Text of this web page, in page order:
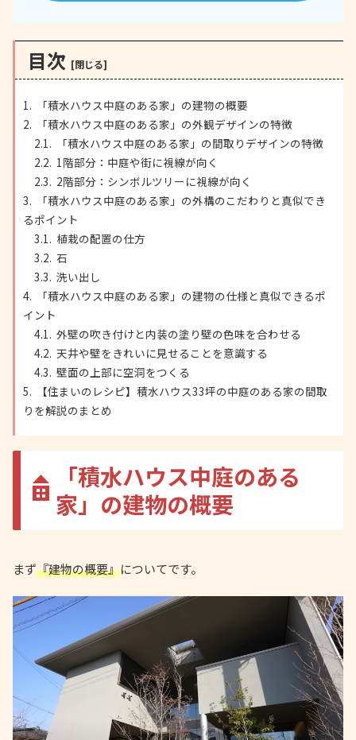
目次
「積水ハウス中庭のある家」の建物の概要
「積水ハウス中庭のある家」の外観デザインの特徴
「積水ハウス中庭のある家」の間取りデザインの特徴
1階部分：中庭や街に視線が向く
2階部分：シンボルツリーに視線が向く
「積水ハウス中庭のある家」の外構のこだわりと真似でき
るポイント
植栽の配置の仕方
石
洗い出し
「積水ハウス中庭のある家」の建物の仕様と真似できるポ
イント
外壁の吹き付けと内装の塗り壁の色味を合わせる
天井や壁をきれいに見せることを意識する
壁面の上部に空洞をつくる
【住まいのレシピ】積水ハウス33坪の中庭のある家の間取
りを解説のまとめ
「積水ハウス中庭のある
家」の建物の概要
まず『建物の概要』についてです。